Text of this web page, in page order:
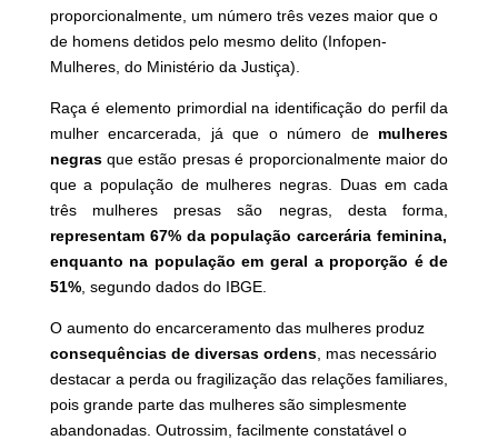
proporcionalmente, um número três vezes maior que o
de homens detidos pelo mesmo delito (Infopen-
Mulheres, do Ministério da Justiça).
Raça é elemento primordial na identificação do perfil da
mulher encarcerada, já que o número de mulheres
negrasque estão presas é proporcionalmente maior do
que a população de mulheres negras. Duas em cada
três mulheres presas são negras, desta forma,
representam 67% da população carcerária feminina,
enquanto na população em geral a proporção é de
51%, segundo dados do IBGE.
O aumento do encarceramento das mulheres produz
consequências de diversas ordens, mas necessário
destacar a perda ou fragilização das relações familiares,
pois grande parte das mulheres são simplesmente
abandonadas. Outrossim, facilmente constatável o